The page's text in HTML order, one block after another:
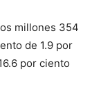
millones 354
de 1.9 por
por ciento